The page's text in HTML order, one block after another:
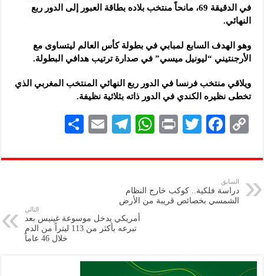
في الدقيقة 69، مانحاً منتخب بلاده بطاقة العبور ‏إلى الدور ربع
النهائي.‏
وهو الهدف السابع لمبابي في بطولة كأس العالم ليتساوى مع
الأرجنتيني “ليونيل ميسي” في ‏صدارة ترتيب هدافي البطولة.‏
ويلاقي منتخب فرنسا في الدور ربع النهائي المنتخب المغربي الذي
تخطى نظيره الكندي ‏في الدور ذاته بثلاثية نظيفة.‏
C
p
y
Li
F
eb
k
T
tt
P
nt
W
at
A
p
p
Te
gr
E
ai
ar
السابق
دراسة فلكية.. كوكب خارج النظام
الشمسي بخصائص قريبة من الأرض
التالي
أمريكي يدخل موسوعة غينيس بعد
تبرعه بأكثر من 113 ليتراً من الدم
خلال 46 عاماً